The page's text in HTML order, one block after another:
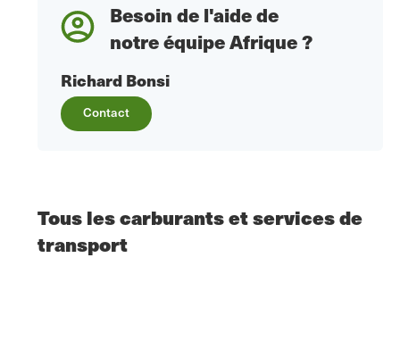
Besoin de l'aide de
notre équipe Afrique ?
Richard Bonsi
Contact
Tous les carburants et services de
transport